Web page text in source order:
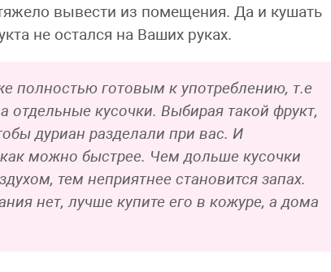
вывести из помещения. Да и кушать
не остался на Ваших руках.
полностью готовым к употреблению, т.е
кусочки. Выбирая такой фрукт,
дуриан разделали при вас. И
можно быстрее. Чем дольше кусочки
тем неприятнее становится запах.
нет, лучше купите его в кожуре, а дома